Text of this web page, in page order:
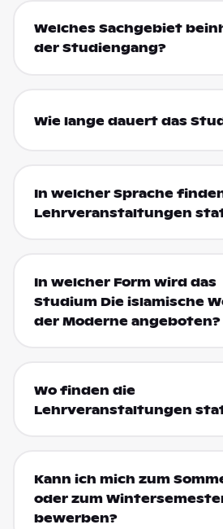
Welches Sachgebiet
der Studiengang?
Wie lange dauert das
In welcher Sprache
Lehrveranstaltungen
In welcher Form wird das
Studium Die islamische
der Moderne angeboten?
Wo finden die
Lehrveranstaltungen
Kann ich mich zum
oder zum
bewerben?